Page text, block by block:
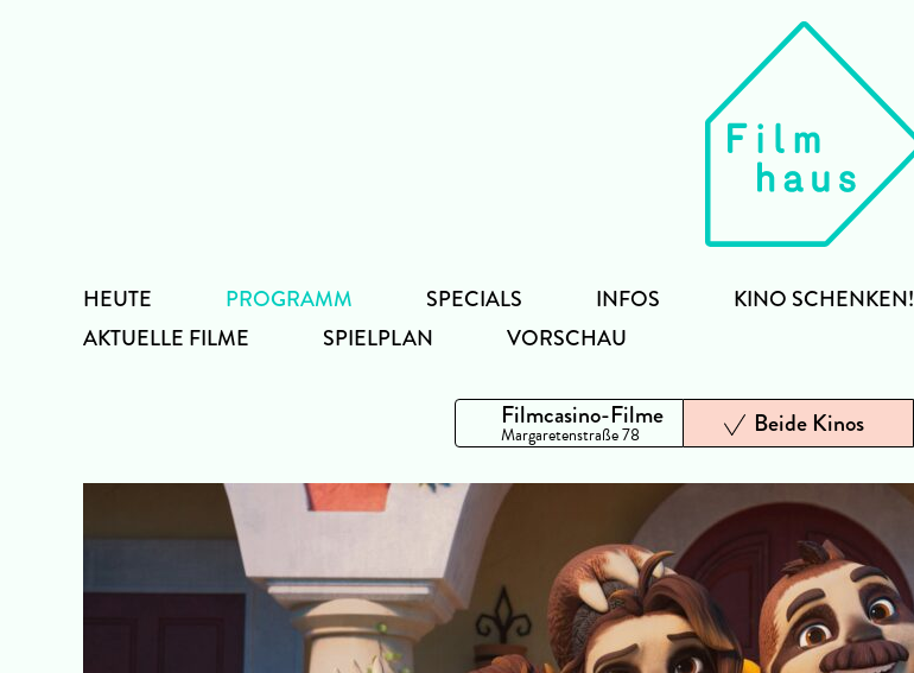
HEUTE
PROGRAMM
AKTUELLE FILME
SPIELPLAN VORSCHAU
SPECIALS INFOS KINO SCHENKEN!
Filmcasino-Filme
Margaretenstraße 78 Beide Kinos